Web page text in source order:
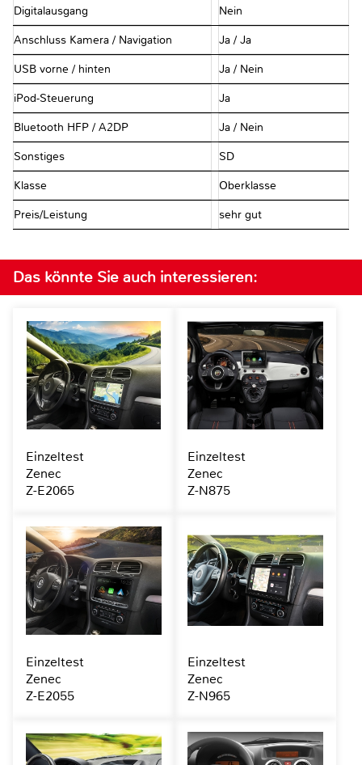
Digitalausgang Nein
Anschluss Kamera / Navigation Ja / Ja
USB vorne / hinten Ja / Nein
iPod-Steuerung Ja
Bluetooth HFP / A2DP Ja / Nein
Sonstiges SD
Klasse Oberklasse
Preis/Leistung sehr gut
Das könnte Sie auch interessieren:
Einzeltest
Zenec
Z-E2065
Einzeltest
Zenec
Z-N875
Einzeltest
Zenec
Z-E2055
Einzeltest
Zenec
Z-N965